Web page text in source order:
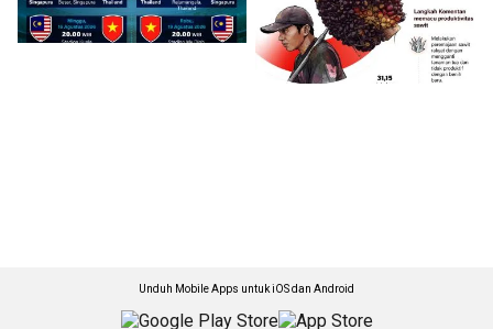
Unduh Mobile Apps untuk iOS dan Android